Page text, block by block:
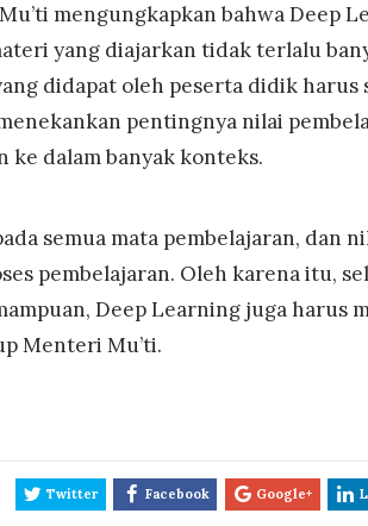
mengungkapkan bahwa Deep
yang diajarkan tidak terlalu
didapat oleh peserta didik harus
pentingnya nilai
ke dalam banyak konteks.
semua mata pembelajaran, dan
pembelajaran. Oleh karena itu,
Deep Learning juga harus
Menteri Mu’ti.
Twitter Facebook Google+